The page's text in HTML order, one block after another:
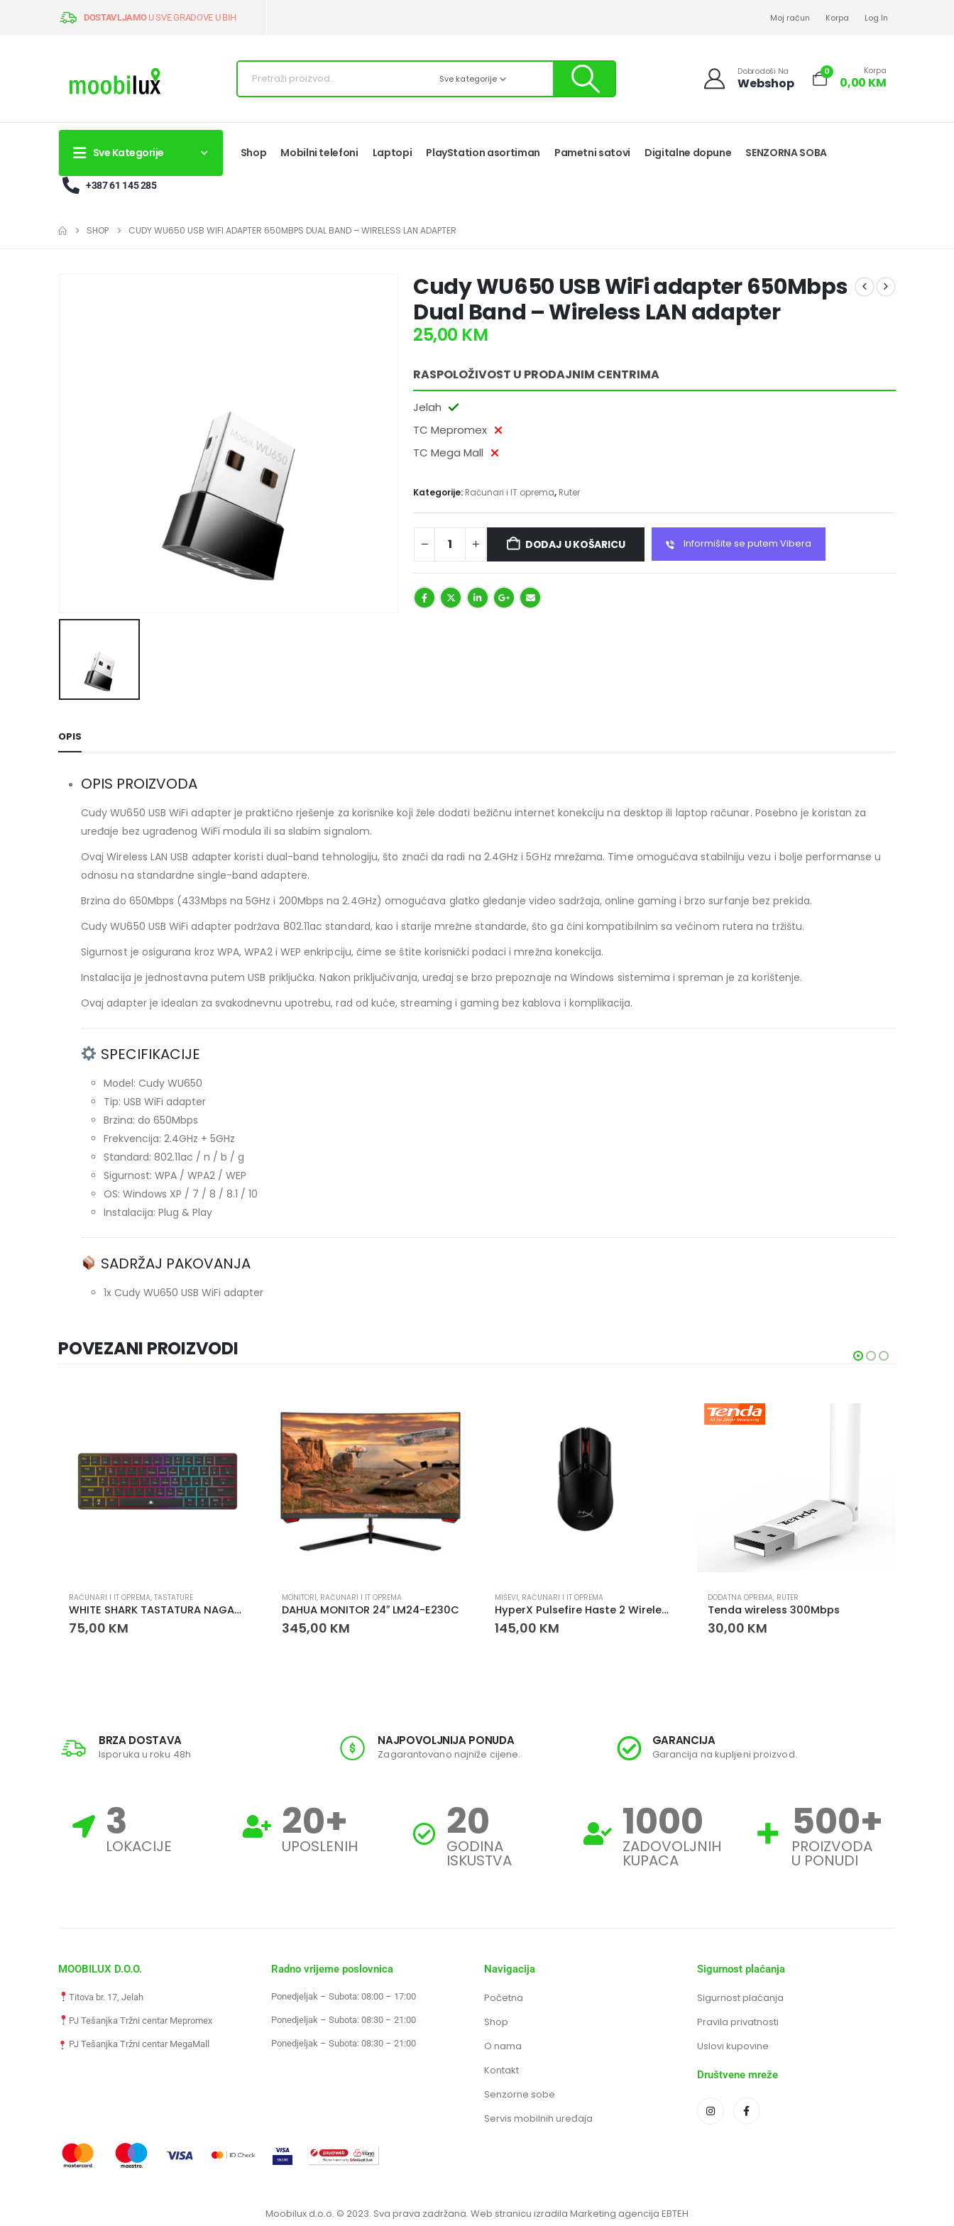
DOSTAVLJAMOU SVE GRADOVE U BIH Moj račun Korpa Log In
Sve kategorije
Dobrodoši Na
Webshop
0 Korpa
0,00 KM
Sve Kategorije Shop Mobilni telefoni Laptopi PlayStation asortiman Pametni satovi Digitalne dopune SENZORNA SOBA
+387 61 145 285
SHOP CUDY WU650 USB WIFI ADAPTER 650MBPS DUAL BAND – WIRELESS LAN ADAPTER
Cudy WU650 USB WiFi adapter 650Mbps
Dual Band – Wireless LAN adapter
25,00 KM
RASPOLOŽIVOST U PRODAJNIM CENTRIMA
Jelah
TC Mepromex
TC Mega Mall
Kategorije: Računari i IT oprema, Ruter
DODAJ U KOŠARICU Informišite se putem Vibera
OPIS
OPIS PROIZVODA
Cudy WU650 USB WiFi adapter je praktično rješenje za korisnike koji žele dodati bežičnu internet konekciju na desktop ili laptop računar. Posebno je koristan za
uređaje bez ugrađenog WiFi modula ili sa slabim signalom.
Ovaj Wireless LAN USB adapter koristi dual-band tehnologiju, što znači da radi na 2.4GHz i 5GHz mrežama. Time omogućava stabilniju vezu i bolje performanse u
odnosu na standardne single-band adaptere.
Brzina do 650Mbps (433Mbps na 5GHz i 200Mbps na 2.4GHz) omogućava glatko gledanje video sadržaja, online gaming i brzo surfanje bez prekida.
Cudy WU650 USB WiFi adapter podržava 802.11ac standard, kao i starije mrežne standarde, što ga čini kompatibilnim sa većinom rutera na tržištu.
Sigurnost je osigurana kroz WPA, WPA2 i WEP enkripciju, čime se štite korisnički podaci i mrežna konekcija.
Instalacija je jednostavna putem USB priključka. Nakon priključivanja, uređaj se brzo prepoznaje na Windows sistemima i spreman je za korištenje.
Ovaj adapter je idealan za svakodnevnu upotrebu, rad od kuće, streaming i gaming bez kablova i komplikacija.
SPECIFIKACIJE
Model: Cudy WU650
Tip: USB WiFi adapter
Brzina: do 650Mbps
Frekvencija: 2.4GHz + 5GHz
Standard: 802.11ac / n / b / g
Sigurnost: WPA / WPA2 / WEP
OS: Windows XP / 7 / 8 / 8.1 / 10
Instalacija: Plug & Play
SADRŽAJ PAKOVANJA
1x Cudy WU650 USB WiFi adapter
POVEZANI PROIZVODI
RAČUNARI I IT OPREMA, TASTATURE
WHITE SHARK TASTATURA NAGAMAKI Crna
75,00 KM
MONITORI, RAČUNARI I IT OPREMA
DAHUA MONITOR 24″ LM24-E230C
345,00 KM
MIŠEVI, RAČUNARI I IT OPREMA
HyperX Pulsefire Haste 2 Wireless Gaming Miš – Crni
145,00 KM
DODATNA OPREMA, RUTER
Tenda wireless 300Mbps
30,00 KM
BRZA DOSTAVA
Isporuka u roku 48h
NAJPOVOLJNIJA PONUDA
Zagarantovano najniže cijene.
GARANCIJA
Garancija na kupljeni proizvod.
3
LOKACIJE 20+
UPOSLENIH 20
GODINA
ISKUSTVA
1000
ZADOVOLJNIH
KUPACA
500+
PROIZVODA
U PONUDI
MOOBILUX D.O.O.
Titova br. 17, Jelah
PJ Tešanjka Tržni centar Mepromex
PJ Tešanjka Tržni centar MegaMall
Radno vrijeme poslovnica
Ponedjeljak – Subota: 08:00 – 17:00
Ponedjeljak – Subota: 08:30 – 21:00
Ponedjeljak – Subota: 08:30 – 21:00
Navigacija
Početna
Shop
O nama
Kontakt
Senzorne sobe
Servis mobilnih uređaja
Sigurnost plaćanja
Sigurnost plaćanja
Pravila privatnosti
Uslovi kupovine
Društvene mreže
Moobilux d.o.o. © 2023. Sva prava zadržana. Web stranicu izradila Marketing agencija EBTEH